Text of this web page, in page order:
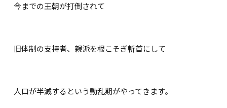
今までの王朝が打倒されて
旧体制の支持者、親派を根こそぎ斬首にして
人口が半減するという動乱期がやってきます。